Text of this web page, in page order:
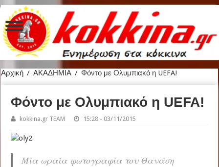
Αρχική / ΑΚΑΔΗΜΙΑ / Φόντο με Ολυμπιακό η UEFA!
Φόντο με Ολυμπιακό η UEFA!
kokkina.gr TEAM 15:28 - 03/11/2015
Μία ωραία φωτογραφία του Θανάση